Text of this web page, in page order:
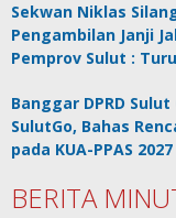
Sekwan Niklas
Pengambilan Janji
Pemprov Sulut :
Banggar DPRD
SulutGo, Bahas
pada KUA-PPAS 2027
BERITA